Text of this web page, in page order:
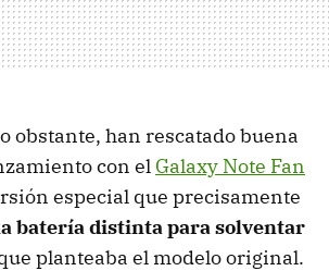
obstante, han rescatado buena
con el Galaxy Note Fan
especial que precisamente
batería distinta para solventar
planteaba el modelo original.